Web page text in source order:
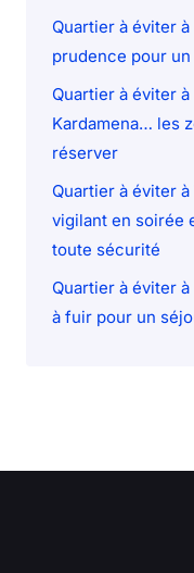
Quartier à éviter
prudence pour
Quartier à éviter
Kardamena… les
réserver
Quartier à éviter
vigilant en soirée
toute sécurité
Quartier à éviter
à fuir pour un